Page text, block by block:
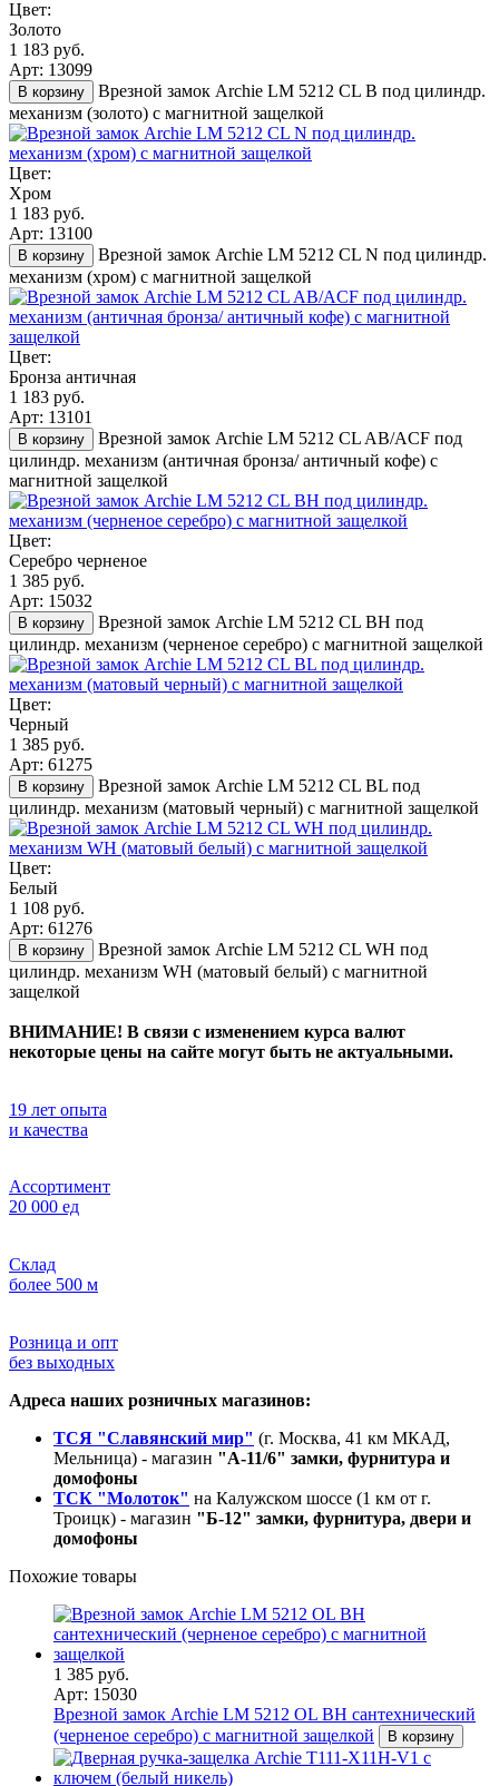
Цвет:
Золото
1 183 руб.
Арт: 13099
В корзину
Врезной замок Archie LM 5212 CL B под цилиндр.
механизм (золото) с магнитной защелкой
Цвет:
Хром
1 183 руб.
Арт: 13100
В корзину
Врезной замок Archie LM 5212 CL N под цилиндр.
механизм (хром) с магнитной защелкой
Цвет:
Бронза античная
1 183 руб.
Арт: 13101
В корзину
Врезной замок Archie LM 5212 CL AB/ACF под
цилиндр. механизм (античная бронза/ античный кофе) с
магнитной защелкой
Цвет:
Серебро черненое
1 385 руб.
Арт: 15032
В корзину
Врезной замок Archie LM 5212 CL BH под
цилиндр. механизм (черненое серебро) с магнитной защелкой
Цвет:
Черный
1 385 руб.
Арт: 61275
В корзину
Врезной замок Archie LM 5212 CL BL под
цилиндр. механизм (матовый черный) с магнитной защелкой
Цвет:
Белый
1 108 руб.
Арт: 61276
В корзину
Врезной замок Archie LM 5212 CL WH под
цилиндр. механизм WH (матовый белый) с магнитной
защелкой
ВНИМАНИЕ! В связи с изменением курса валют
некоторые цены на сайте могут быть не актуальными.
19 лет опыта
и качества
Ассортимент
20 000 ед
Склад
более 500 м
Розница и опт
без выходных
Адреса наших розничных магазинов:
ТСЯ "Славянский мир" (г. Москва, 41 км МКАД,
Мельница) - магазин "А-11/6" замки, фурнитура и
домофоны
ТСК "Молоток" на Калужском шоссе (1 км от г.
Троицк) - магазин "Б-12" замки, фурнитура, двери и
домофоны
Похожие товары
1 385 руб.
Арт: 15030
Врезной замок Archie LM 5212 OL BH сантехнический
(черненое серебро) с магнитной защелкой
В корзину